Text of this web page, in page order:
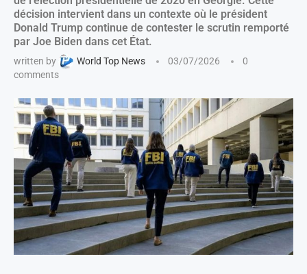
décision intervient dans un contexte où le président
Donald Trump continue de contester le scrutin remporté
par Joe Biden dans cet État.
written by World Top News 03/07/2026
0
comments